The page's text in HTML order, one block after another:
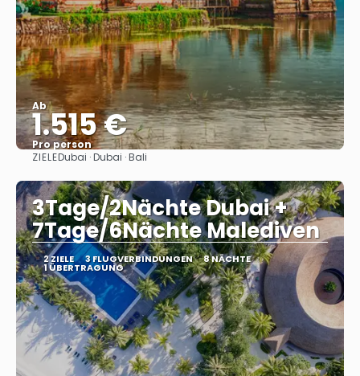
Ab
1.515 €
Pro person
ZIELEDubai · Dubai · Bali
3Tage/2Nächte Dubai +
7Tage/6Nächte Malediven
2 ZIELE 3 FLUGVERBINDUNGEN 8 NÄCHTE
1 ÜBERTRAGUNG